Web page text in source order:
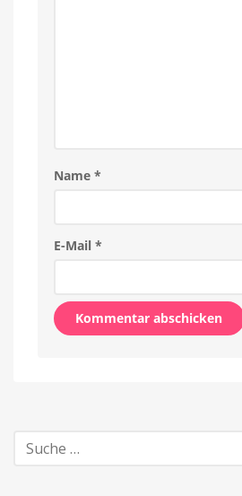
Name *
E-Mail *
Suche
nach: